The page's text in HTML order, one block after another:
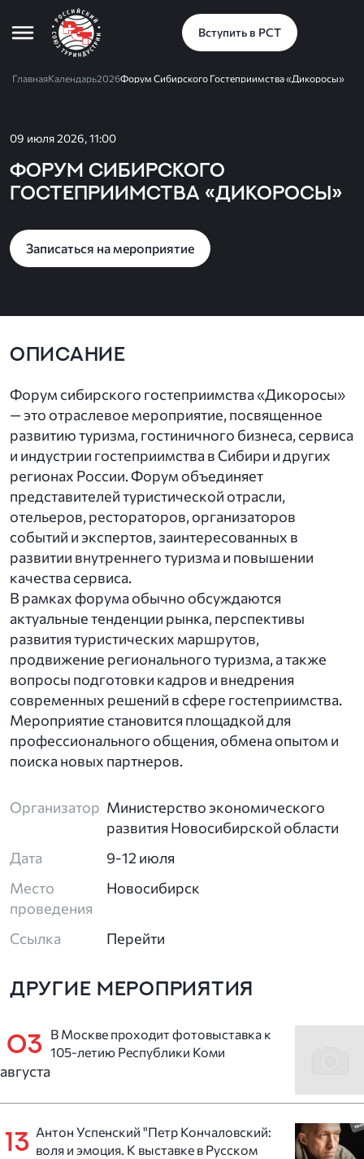
Вступить в РСТ
ГлавнаяКалендарь2026Форум Сибирского Гостеприимства «Дикоросы»
09 июля 2026, 11:00
Форум Сибирского
Гостеприимства «Дикоросы»
Записаться на мероприятие
ОПИСАНИЕ
Форум сибирского гостеприимства «Дикоросы»
— это отраслевое мероприятие, посвященное
развитию туризма, гостиничного бизнеса, сервиса
и индустрии гостеприимства в Сибири и других
регионах России. Форум объединяет
представителей туристической отрасли,
отельеров, рестораторов, организаторов
событий и экспертов, заинтересованных в
развитии внутреннего туризма и повышении
качества сервиса.
В рамках форума обычно обсуждаются
актуальные тенденции рынка, перспективы
развития туристических маршрутов,
продвижение регионального туризма, а также
вопросы подготовки кадров и внедрения
современных решений в сфере гостеприимства.
Мероприятие становится площадкой для
профессионального общения, обмена опытом и
поиска новых партнеров.
Организатор Министерство экономического
развития Новосибирской области
Дата
9-12 июля
Место
проведения
Новосибирск
Ссылка Перейти
ДРУГИЕ МЕРОПРИЯТИЯ
03
августа
В Москве проходит фотовыставка к
105-летию Республики Коми
13 Антон Успенский "Петр Кончаловский:
воля и эмоция. К выставке в Русском